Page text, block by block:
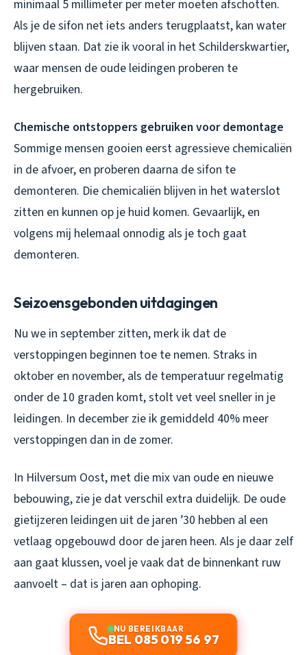
minimaal 5 millimeter per meter moeten afschotten.
Als je de sifon net iets anders terugplaatst, kan water
blijven staan. Dat zie ik vooral in het Schilderskwartier,
waar mensen de oude leidingen proberen te
hergebruiken.
Chemische ontstoppers gebruiken voor demontage
Sommige mensen gooien eerst agressieve chemicaliën
in de afvoer, en proberen daarna de sifon te
demonteren. Die chemicaliën blijven in het waterslot
zitten en kunnen op je huid komen. Gevaarlijk, en
volgens mij helemaal onnodig als je toch gaat
demonteren.
Seizoensgebonden uitdagingen
Nu we in september zitten, merk ik dat de
verstoppingen beginnen toe te nemen. Straks in
oktober en november, als de temperatuur regelmatig
onder de 10 graden komt, stolt vet veel sneller in je
leidingen. In december zie ik gemiddeld 40% meer
verstoppingen dan in de zomer.
In Hilversum Oost, met die mix van oude en nieuwe
bebouwing, zie je dat verschil extra duidelijk. De oude
gietijzeren leidingen uit de jaren ’30 hebben al een
vetlaag opgebouwd door de jaren heen. Als je daar zelf
aan gaat klussen, voel je vaak dat de binnenkant ruw
aanvoelt – dat is jaren aan ophoping.
NU BEREIKBAAR
BEL 085 019 56 97